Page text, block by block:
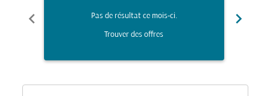
chevron_left Pas de résultat ce mois-ci.
Trouver des offres
chevron_right